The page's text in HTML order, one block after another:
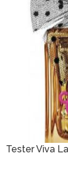
Tester Viva